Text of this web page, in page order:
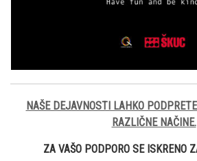
NAŠE DEJAVNOSTI LAHKO
RAZLIČNE NAČINE.
ZA VAŠO PODPORO SE ISKRENO